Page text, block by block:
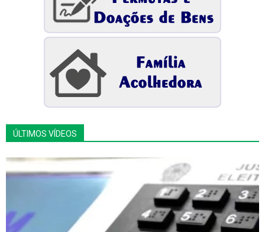
ÚLTIMOS VÍDEOS